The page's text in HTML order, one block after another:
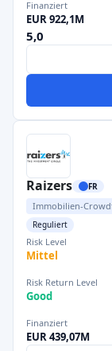
Finanziert
EUR 922,1M
5,0
Raizers FR
Immobilien-
Reguliert
Risk Level
Mittel
Risk Return Level
Good
Finanziert
EUR 439,07M